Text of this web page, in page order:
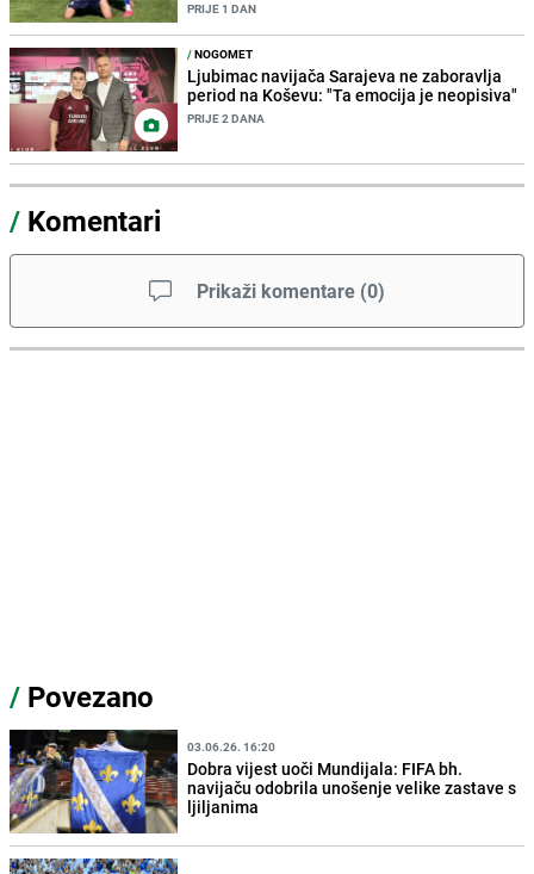
PRIJE 1 DAN
/NOGOMET
Ljubimac navijača Sarajeva ne zaboravlja
period na Koševu: "Ta emocija je neopisiva"
PRIJE 2 DANA
/ Komentari
Prikaži komentare (0)
/ Povezano
03.06.26. 16:20
Dobra vijest uoči Mundijala: FIFA bh.
navijaču odobrila unošenje velike zastave s
ljiljanima